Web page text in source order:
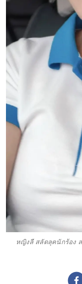
หญิงลี สลัดลุคนักร้อง